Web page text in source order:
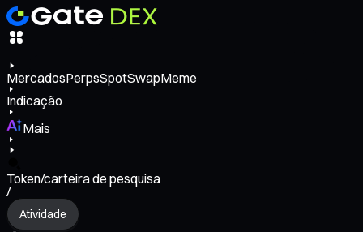
MercadosPerpsSpotSwapMeme
Indicação
Mais
Token/carteira de pesquisa
/
Atividade